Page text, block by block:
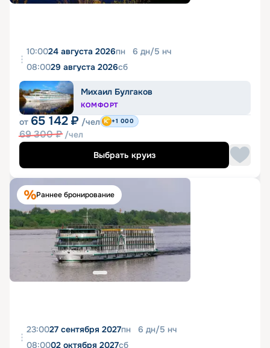
10:0024 августа 2026пн 6 дн/5 нч
08:0029 августа 2026сб
Михаил Булгаков
КОМФОРТ
от 65 142 ₽ /чел
69 300₽ /чел
+1 000
Выбрать круиз
Раннее бронирование
23:0027 сентября 2027пн 6 дн/5 нч
08:0002 октября 2027сб